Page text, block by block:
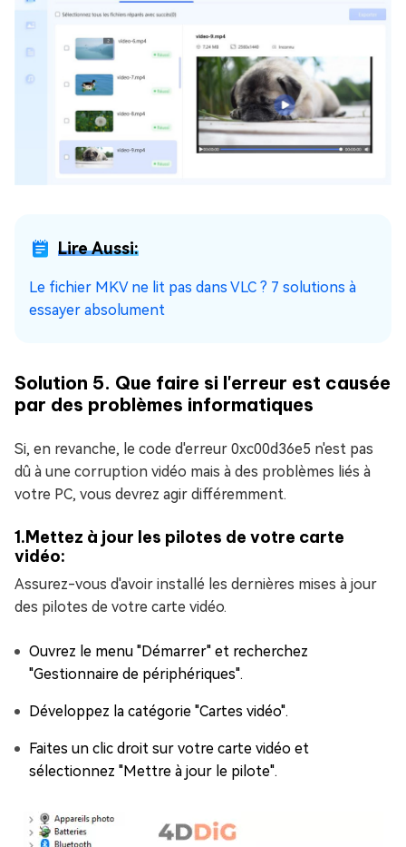
Lire Aussi:
Le fichier MKV ne lit pas dans VLC ? 7 solutions à
essayer absolument
Solution 5. Que faire si l'erreur est causée
par des problèmes informatiques
Si, en revanche, le code d'erreur 0xc00d36e5 n'est pas
dû à une corruption vidéo mais à des problèmes liés à
votre PC, vous devrez agir différemment.
1.Mettez à jour les pilotes de votre carte
vidéo:
Assurez-vous d'avoir installé les dernières mises à jour
des pilotes de votre carte vidéo.
Ouvrez le menu "Démarrer" et recherchez
"Gestionnaire de périphériques".
Développez la catégorie "Cartes vidéo".
Faites un clic droit sur votre carte vidéo et
sélectionnez "Mettre à jour le pilote".